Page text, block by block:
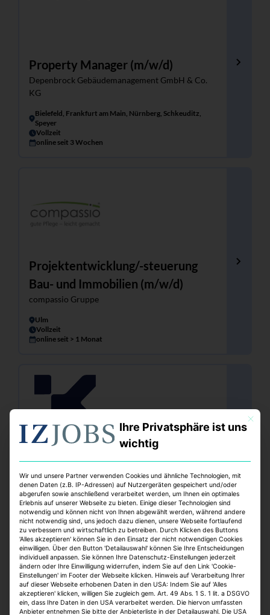
Property Manager (m/w/d)
Depenbrock Gebäudemanagement GmbH & Co.
KG
Bielefeld, Frankfurt am Main, Nürnberg, Schkeuditz,
Speyer
Vollzeit
online seit 3 Wochen
Projektentwicklung/-steuerung
Bau- und Immobilien (m/w/d)
compassio Gruppe
Ulm
Vollzeit
online seit > 1 Monat
Leasing Manager (m/w/d) / Leasing
Officer (m/w/d)
Klepierre Management Deutschland GmbH
Duisburg
Vollzeit
online seit > 1 Monat
Mit
Ihre Privatsphäre ist uns
wichtig
Wir und unsere Partner verwenden Cookies und ähnliche Technologien, mit
denen Daten (z.B. IP-Adressen) auf Nutzergeräten gespeichert und/oder
abgerufen sowie anschließend verarbeitet werden, um Ihnen ein optimales
Erlebnis auf unserer Webseite zu bieten. Einige dieser Technologien sind
notwendig und können nicht von Ihnen abgewählt werden, während andere
nicht notwendig sind, uns jedoch dazu dienen, unsere Webseite fortlaufend
zu verbessern und wirtschaftlich zu betreiben. Durch Klicken des Buttons
'Alles akzeptieren' können Sie in den Einsatz der nicht notwendigen Cookies
einwilligen. Über den Button 'Detailauswahl' können Sie Ihre Entscheidungen
individuell anpassen. Sie können Ihre Datenschutz-Einstellungen jederzeit
ändern oder Ihre Einwilligung widerrufen, indem Sie auf den Link 'Cookie-
Einstellungen' im Footer der Webseite klicken. Hinweis auf Verarbeitung Ihrer
auf dieser Webseite erhobenen Daten in den USA: Indem Sie auf 'Alles
akzeptieren' klicken, willigen Sie zugleich gem. Art. 49 Abs. 1 S. 1 lit. a DSGVO
ein, dass Ihre Daten in den USA verarbeitet werden. Die hiervon umfassten
Anbieter entnehmen Sie bitte der Anbieterliste in der Detailauswahl. Die USA